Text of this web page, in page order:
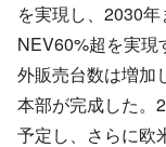
を実現し、 2030年
NEV60%超を実現
外販売台数は増加
本部が完成した。
予定し、さらに欧